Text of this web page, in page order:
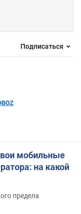
Подписаться
мобильные
на какой
предела